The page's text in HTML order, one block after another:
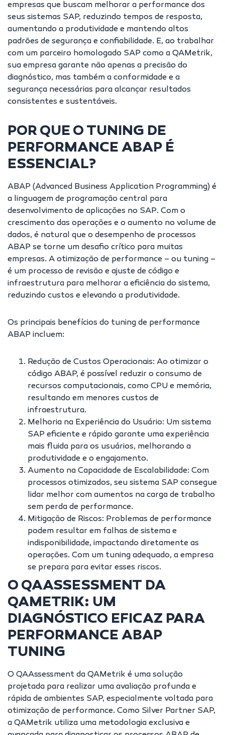
empresas que buscam melhorar a performance dos
seus sistemas SAP, reduzindo tempos de resposta,
aumentando a produtividade e mantendo altos
padrões de segurança e confiabilidade. E, ao trabalhar
com um parceiro homologado SAP como a QAMetrik,
sua empresa garante não apenas a precisão do
diagnóstico, mas também a conformidade e a
segurança necessárias para alcançar resultados
consistentes e sustentáveis.
POR QUE O TUNING DE
PERFORMANCE ABAP É
ESSENCIAL?
ABAP (Advanced Business Application Programming) é
a linguagem de programação central para
desenvolvimento de aplicações no SAP. Com o
crescimento das operações e o aumento no volume de
dados, é natural que o desempenho de processos
ABAP se torne um desafio crítico para muitas
empresas. A otimização de performance – ou tuning –
é um processo de revisão e ajuste de código e
infraestrutura para melhorar a eficiência do sistema,
reduzindo custos e elevando a produtividade.
Os principais benefícios do tuning de performance
ABAP incluem:
Redução de Custos Operacionais: Ao otimizar o
código ABAP, é possível reduzir o consumo de
recursos computacionais, como CPU e memória,
resultando em menores custos de
infraestrutura.
Melhoria na Experiência do Usuário: Um sistema
SAP eficiente e rápido garante uma experiência
mais fluida para os usuários, melhorando a
produtividade e o engajamento.
Aumento na Capacidade de Escalabilidade: Com
processos otimizados, seu sistema SAP consegue
lidar melhor com aumentos na carga de trabalho
sem perda de performance.
Mitigação de Riscos: Problemas de performance
podem resultar em falhas de sistema e
indisponibilidade, impactando diretamente as
operações. Com um tuning adequado, a empresa
se prepara para evitar esses riscos.
O QAASSESSMENT DA
QAMETRIK: UM
DIAGNÓSTICO EFICAZ PARA
PERFORMANCE ABAP
TUNING
O QAAssessment da QAMetrik é uma solução
projetada para realizar uma avaliação profunda e
rápida de ambientes SAP, especialmente voltada para
otimização de performance. Como Silver Partner SAP,
a QAMetrik utiliza uma metodologia exclusiva e